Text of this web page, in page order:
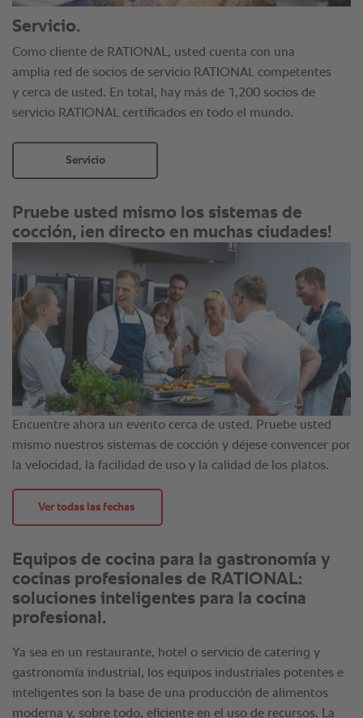
Servicio.
Como cliente de RATIONAL, usted cuenta con una
amplia red de socios de servicio RATIONAL competentes
y cerca de usted. En total, hay más de 1,200 socios de
servicio RATIONAL certificados en todo el mundo.
Servicio